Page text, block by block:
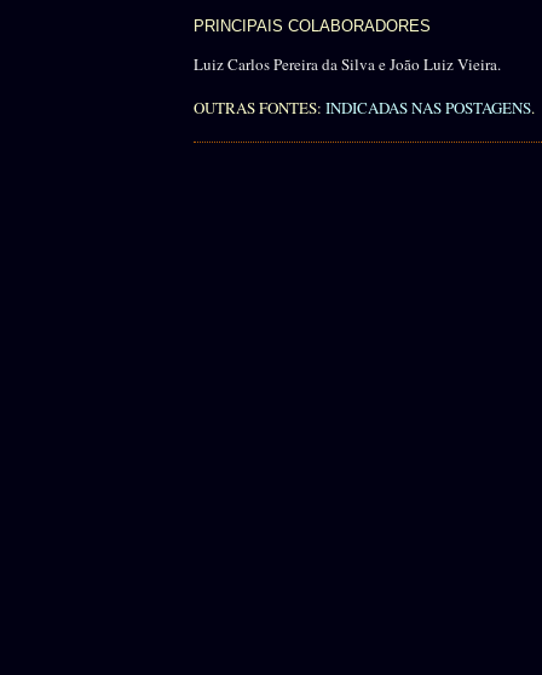
PRINCIPAIS COLABORADORES
Luiz Carlos Pereira da Silva e João Luiz Vieira.
OUTRAS FONTES: INDICADAS NAS POSTAGENS.